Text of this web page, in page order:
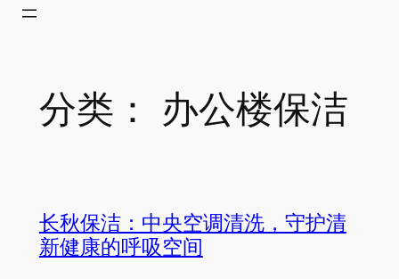
分类： 办公楼保洁
长秋保洁：中央空调清洗，守护清
新健康的呼吸空间